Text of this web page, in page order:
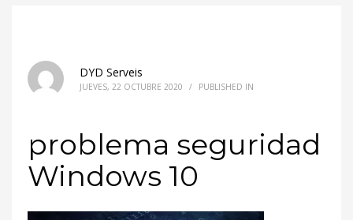
DYD Serveis
JUEVES, 22 OCTUBRE 2020 / PUBLISHED IN
problema seguridad
Windows 10